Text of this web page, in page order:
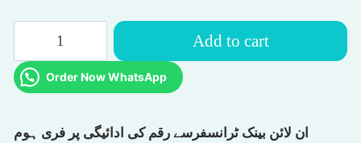
Board
Exam-
1st
2nd
Add to cart
Order Now WhatsApp
ان لائن بینک ٹرانسفرسے رقم کی ادائیگی پر فری ہوم